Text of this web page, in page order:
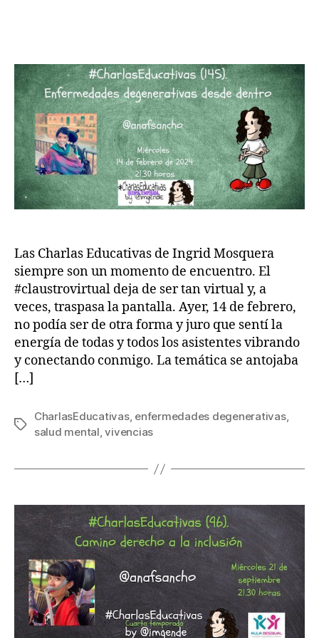
Las Charlas Educativas de Ingrid Mosquera
siempre son un momento de encuentro. El
#claustrovirtual deja de ser tan virtual y, a
veces, traspasa la pantalla. Ayer, 14 de febrero,
no podía ser de otra forma y juro que sentí la
energía de todas y todos los asistentes vibrando
y conectando conmigo. La temática se antojaba
[…]
CharlasEducativas, enfermedades degenerativas,
salud mental,vivencias